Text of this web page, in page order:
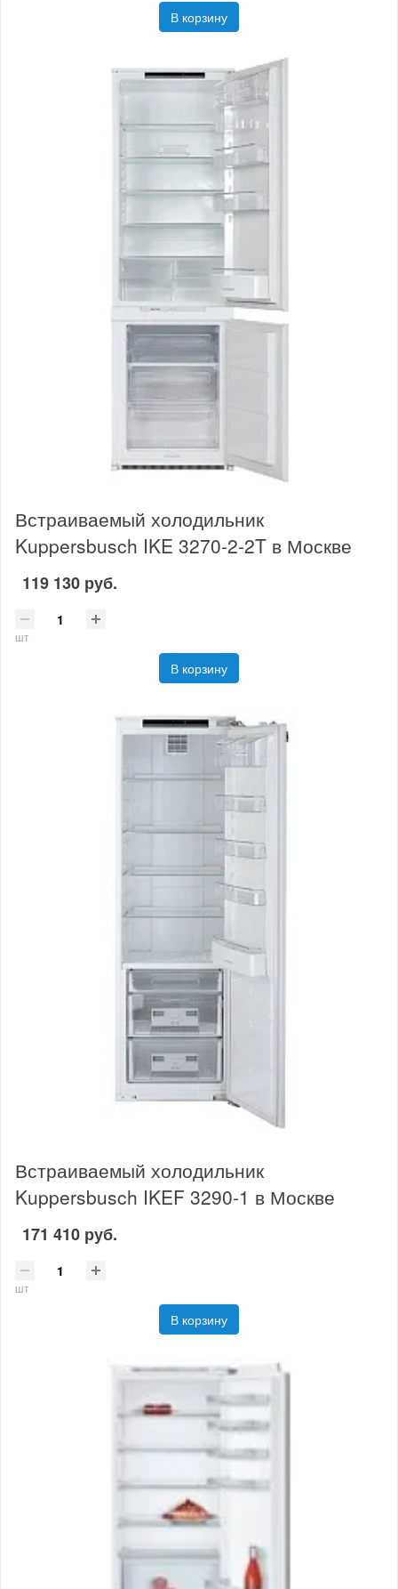
В корзину
Встраиваемый холодильник
Kuppersbusch IKE 3270-2-2T в Москве
119 130 руб.
шт
В корзину
Встраиваемый холодильник
Kuppersbusch IKEF 3290-1 в Москве
171 410 руб.
шт
В корзину